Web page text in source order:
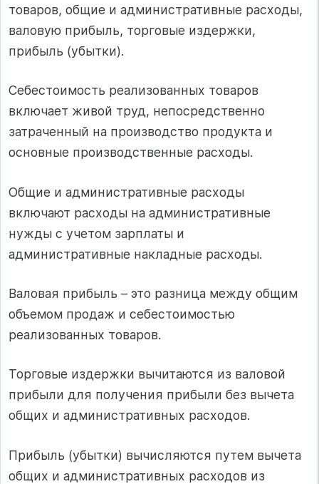
товаров, общие и административные расходы,
валовую прибыль, торговые издержки,
прибыль (убытки).
Себестоимость реализованных товаров
включает живой труд, непосредственно
затраченный на производство продукта и
основные производственные расходы.
Общие и административные расходы
включают расходы на административные
нужды с учетом зарплаты и
административные накладные расходы.
Валовая прибыль – это разница между общим
объемом продаж и себестоимостью
реализованных товаров.
Торговые издержки вычитаются из валовой
прибыли для получения прибыли без вычета
общих и административных расходов.
Прибыль (убытки) вычисляются путем вычета
общих и административных расходов из